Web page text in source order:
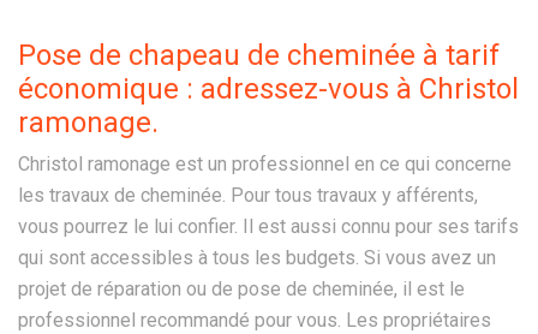
Pose de chapeau de cheminée à tarif
économique : adressez-vous à Christol
ramonage.
Christol ramonage est un professionnel en ce qui concerne
les travaux de cheminée. Pour tous travaux y afférents,
vous pourrez le lui confier. Il est aussi connu pour ses tarifs
qui sont accessibles à tous les budgets. Si vous avez un
projet de réparation ou de pose de cheminée, il est le
professionnel recommandé pour vous. Les propriétaires